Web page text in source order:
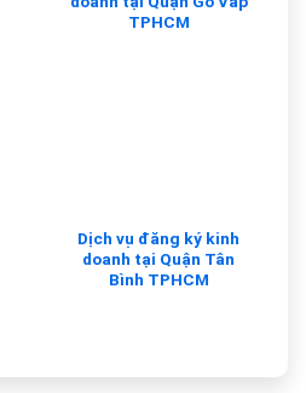
TPHCM
Dịch vụ đăng ký kinh
doanh tại Quận Tân
Bình TPHCM